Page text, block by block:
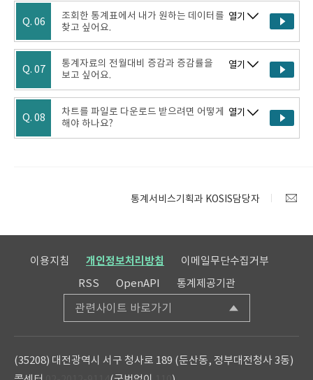
Q. 06
조회한 통계표에서 내가 원하는 데이터를
찾고 싶어요.
열기
Q. 07
통계자료의 전월대비 증감과 증감률을
보고 싶어요.
열기
Q. 08
차트를 파일로 다운로드 받으려면 어떻게
해야 하나요?
열기
통계서비스기획과 KOSIS담당자
이용지침 개인정보처리방침
이메일무단수집거부
RSS
OpenAPI 통계제공기관
관련사이트 바로가기
(35208) 대전광역시 서구 청사로 189 (둔산동, 정부대전청사 3동)